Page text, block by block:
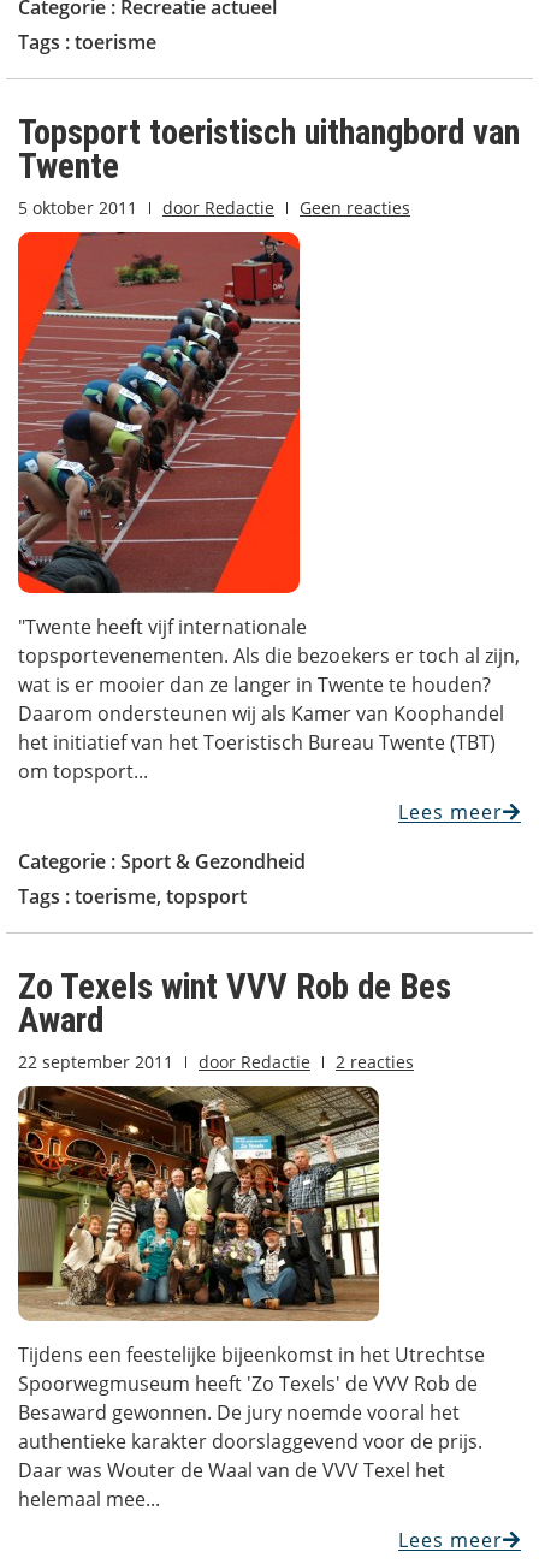
Categorie : Recreatie actueel
Tags :toerisme
Topsport toeristisch uithangbord van
Twente
5 oktober 2011 door Redactie Geen reacties
"Twente heeft vijf internationale
topsportevenementen. Als die bezoekers er toch al zijn,
wat is er mooier dan ze langer in Twente te houden?
Daarom ondersteunen wij als Kamer van Koophandel
het initiatief van het Toeristisch Bureau Twente (TBT)
om topsport...
Lees meer
Categorie :Sport & Gezondheid
Tags :toerisme, topsport
Zo Texels wint VVV Rob de Bes
Award
22 september 2011 door Redactie 2 reacties
Tijdens een feestelijke bijeenkomst in het Utrechtse
Spoorwegmuseum heeft 'Zo Texels' de VVV Rob de
Besaward gewonnen. De jury noemde vooral het
authentieke karakter doorslaggevend voor de prijs.
Daar was Wouter de Waal van de VVV Texel het
helemaal mee...
Lees meer